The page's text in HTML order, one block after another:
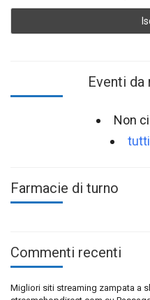
Eventi da
Non
Farmacie di turno
Commenti recenti
Migliori siti streaming zampata a